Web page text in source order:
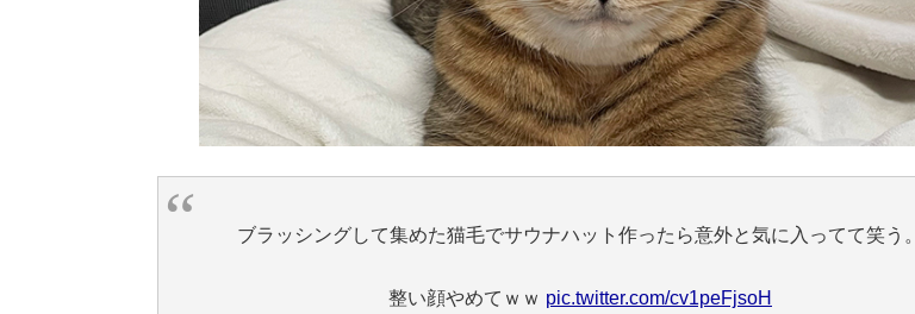
ブラッシングして集めた猫毛でサウナハット作ったら意外と気に入ってて笑う。
整い顔やめてｗｗ pic.twitter.com/cv1peFjsoH